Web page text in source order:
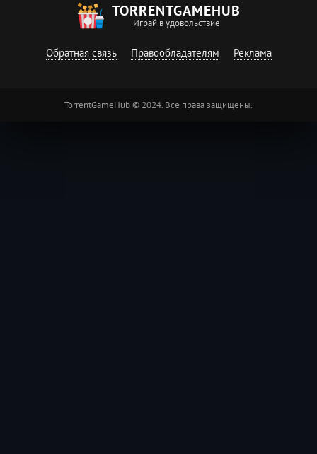
TORRENTGAMEHUB
Играй в удовольствие
Обратная связь Правообладателям Реклама
TorrentGameHub © 2024. Все права защищены.